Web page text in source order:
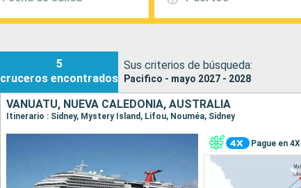
5
cruceros encontrados
Sus criterios de búsqueda:
Pacifico - mayo 2027 - 2028
VANUATU, NUEVA CALEDONIA, AUSTRALIA
Itinerario : Sidney, Mystery Island, Lifou, Nouméa, Sidney
Pague en 4X